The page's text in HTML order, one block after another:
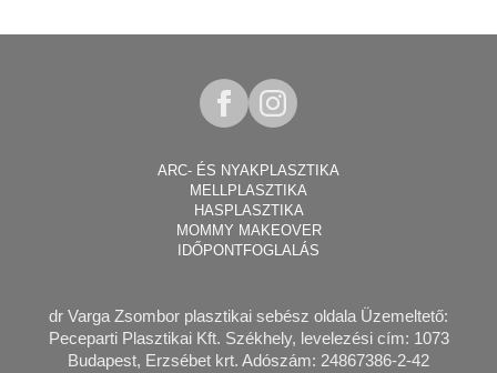
ARC- ÉS NYAKPLASZTIKA
MELLPLASZTIKA
HASPLASZTIKA
MOMMY MAKEOVER
IDŐPONTFOGLALÁS
dr Varga Zsombor plasztikai sebész oldala Üzemeltető:
Peceparti Plasztikai Kft. Székhely, levelezési cím: 1073
Budapest, Erzsébet krt. Adószám: 24867386-2-42